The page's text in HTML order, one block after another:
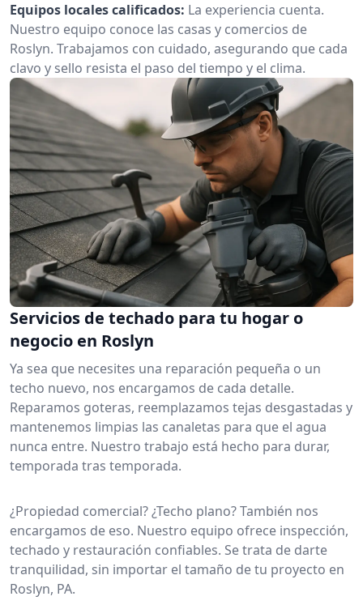
Equipos locales calificados: La experiencia cuenta.
Nuestro equipo conoce las casas y comercios de
Roslyn. Trabajamos con cuidado, asegurando que cada
clavo y sello resista el paso del tiempo y el clima.
Servicios de techado para tu hogar o
negocio en Roslyn
Ya sea que necesites una reparación pequeña o un
techo nuevo, nos encargamos de cada detalle.
Reparamos goteras, reemplazamos tejas desgastadas y
mantenemos limpias las canaletas para que el agua
nunca entre. Nuestro trabajo está hecho para durar,
temporada tras temporada.
¿Propiedad comercial? ¿Techo plano? También nos
encargamos de eso. Nuestro equipo ofrece inspección,
techado y restauración confiables. Se trata de darte
tranquilidad, sin importar el tamaño de tu proyecto en
Roslyn, PA.